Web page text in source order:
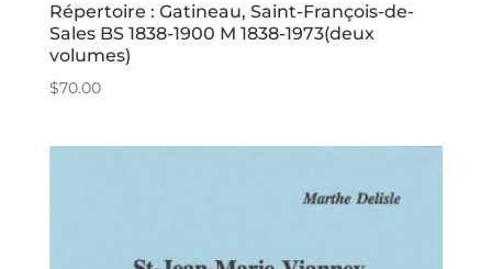
Répertoire : Gatineau, Saint-François-de-
Sales BS 1838-1900 M 1838-1973(deux
volumes)
$70.00